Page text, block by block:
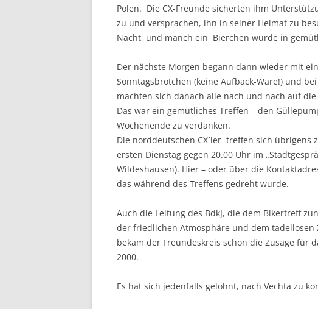
Polen. Die CX-Freunde sicherten ihm
zu und versprachen, ihn in seiner Heimat zu
Nacht, und manch ein Bierchen wurde in
Der nächste Morgen begann dann wieder mit
Sonntagsbrötchen (keine Aufback-Ware!) und
machten sich danach alle nach und nach auf
Das war ein gemütliches Treffen – den
Wochenende zu verdanken.
Die norddeutschen CX´ler treffen sich übrigens
ersten Dienstag gegen 20.00 Uhr im
Wildeshausen). Hier – oder über die
das während des Treffens gedreht wurde.
Auch die Leitung des BdkJ, die dem Bikertreff
der friedlichen Atmosphäre und dem tadellosen
bekam der Freundeskreis schon die Zusage für
2000.
Es hat sich jedenfalls gelohnt, nach Vechta zu